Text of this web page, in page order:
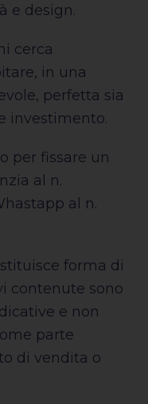
e design.
cerca
in una
perfetta sia
investimento.
per fissare un
al n.
al n.
forma di
contenute sono
e non
parte
di vendita o